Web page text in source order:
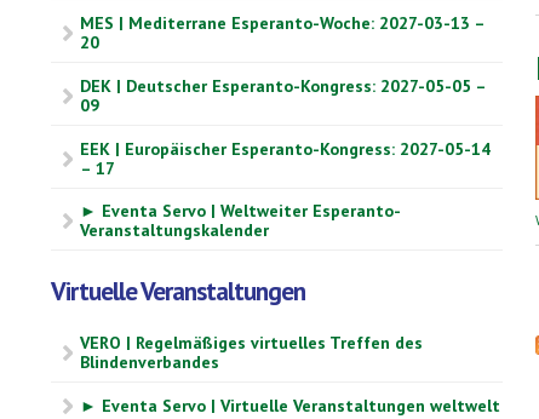
MES | Mediterrane Esperanto-Woche: 2027-03-13 –
20
DEK | Deutscher Esperanto-Kongress: 2027-05-05 –
09
EEK | Europäischer Esperanto-Kongress: 2027-05-14
– 17
► Eventa Servo | Weltweiter Esperanto-
Veranstaltungskalender
Virtuelle Veranstaltungen
VERO | Regelmäßiges virtuelles Treffen des
Blindenverbandes
► Eventa Servo | Virtuelle Veranstaltungen weltwelt